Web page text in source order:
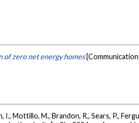
of zero net energy homes
Mottillo, M., Brandon, R., Sears, P.,